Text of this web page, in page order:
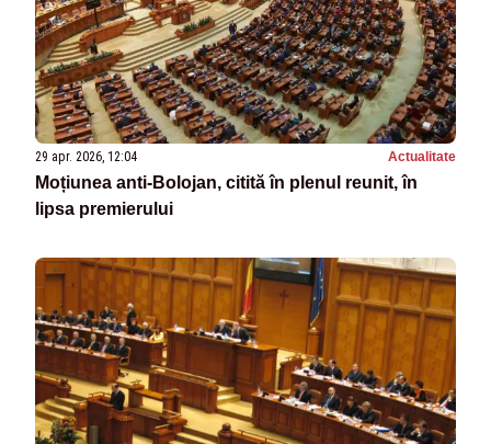
29 apr. 2026, 12:04 Actualitate
Moțiunea anti‑Bolojan, citită în plenul reunit, în
lipsa premierului